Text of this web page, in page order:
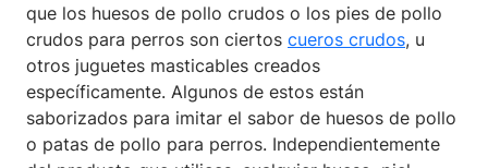
que los huesos de pollo crudos o los pies de pollo
crudos para perros son ciertos cueros crudos, u
otros juguetes masticables creados
específicamente. Algunos de estos están
saborizados para imitar el sabor de huesos de pollo
o patas de pollo para perros. Independientemente